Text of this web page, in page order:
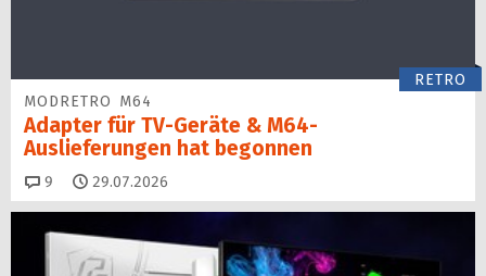
RETRO
MODRETRO M64
Adapter für TV-Geräte & M64-
Auslieferungen hat begon­nen
9 Kommentare
29.07.2026